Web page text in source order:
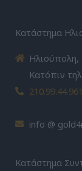
Κατάστημα
Κατόπιν
210.99.44.961
info @
Κατάστημα